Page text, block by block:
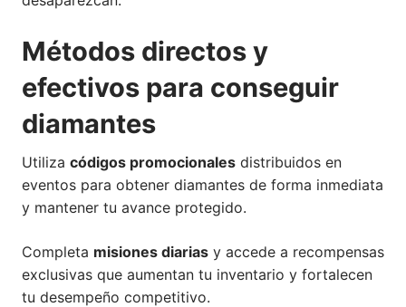
Métodos directos y
efectivos para conseguir
diamantes
Utiliza códigos promocionales distribuidos en
eventos para obtener diamantes de forma inmediata
y mantener tu avance protegido.
Completa misiones diarias y accede a recompensas
exclusivas que aumentan tu inventario y fortalecen
tu desempeño competitivo.